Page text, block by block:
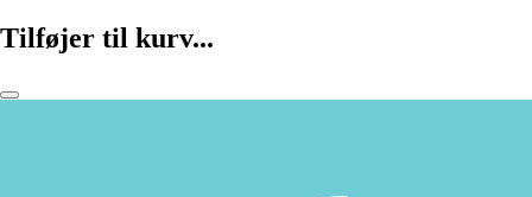
Tilføjer til kurv...